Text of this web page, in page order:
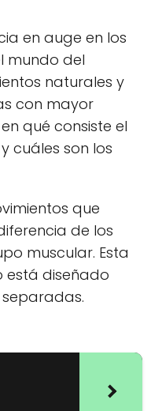
en auge en los
mundo del
naturales y
con mayor
qué consiste el
cuáles son los
que
de los
muscular. Esta
está diseñado